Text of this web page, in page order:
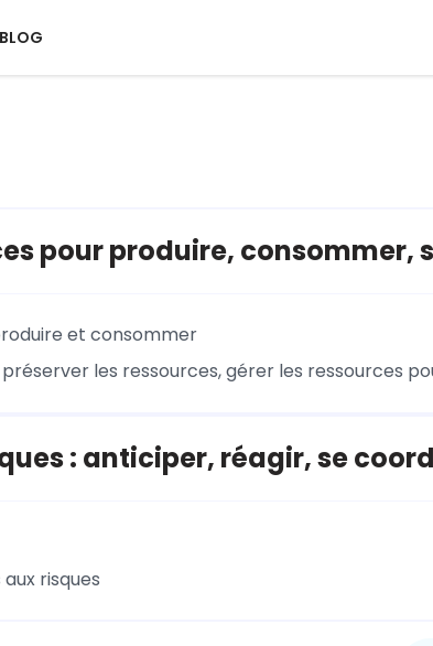
BLOG
pour produire, consommer,
et consommer
les ressources, gérer les ressources
: anticiper, réagir, se
risques